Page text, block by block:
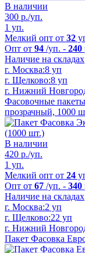
В наличии
300 р./уп.
1 уп.
Мелкий опт от 32
Опт от 94 /уп. - 240
Наличие на складах
г. Москва:8 уп
г. Щелково:8 уп
г. Нижний
Фасовочные
прозрачный, 1000
В наличии
420 р./уп.
1 уп.
Мелкий опт от 24
Опт от 67 /уп. - 340
Наличие на складах
г. Москва:2 уп
г. Щелково:22 уп
г. Нижний
Пакет Фасовка